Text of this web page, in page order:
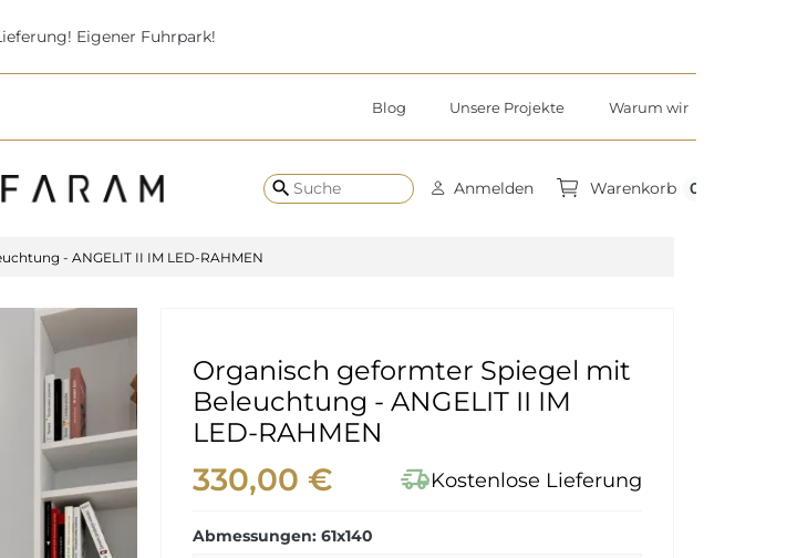
Eigener Fuhrpark!
Blog Unsere Projekte Warum wir
search Anmelden Warenkorb 0
- ANGELIT II IM LED-RAHMEN
Organisch geformter Spiegel mit
Beleuchtung - ANGELIT II IM
LED-RAHMEN
330,00 € delivery_truck_speedKostenlose Lieferung
Abmessungen: 61x140